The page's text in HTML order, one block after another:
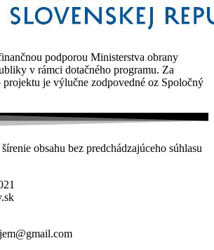
podporou Ministerstva obrany
v rámci dotačného programu. Za
projektu je výlučne zodpovedné oz Spoločný
obsahu bez predchádzajúceho súhlasu